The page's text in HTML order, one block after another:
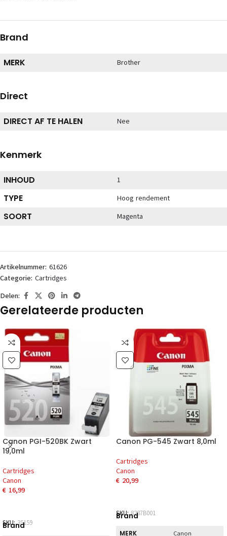
Brand
MERK Brother
Direct
DIRECT AF TE HALEN Nee
Kenmerk
INHOUD 1
TYPE Hoog rendement
SOORT Magenta
Artikelnummer: 61626
Categorie: Cartridges
Delen:
Gerelateerde producten
Canon PGI-520BK Zwart
19,0ml
Cartridges
Canon
€ 16,99
SKU:35159
Brand
Canon PG-545 Zwart 8,0ml
Cartridges
Canon
€ 20,99
SKU:8287B001
Brand
MERK Canon